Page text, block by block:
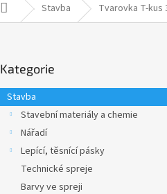
Domů Stavba Tvarovka T-kus
kategorie
Kategorie
Stavba
Stavební materiály a chemie
Nářadí
Lepící, těsnící pásky
Technické spreje
Barvy ve spreji